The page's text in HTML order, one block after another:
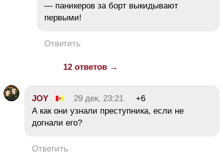
— паникеров за борт выкидывают
первыми!
Ответить
12 ответов →
JOY 29 дек, 23:21
+6
А как они узнали преступника, если не
догнали его?
Ответить